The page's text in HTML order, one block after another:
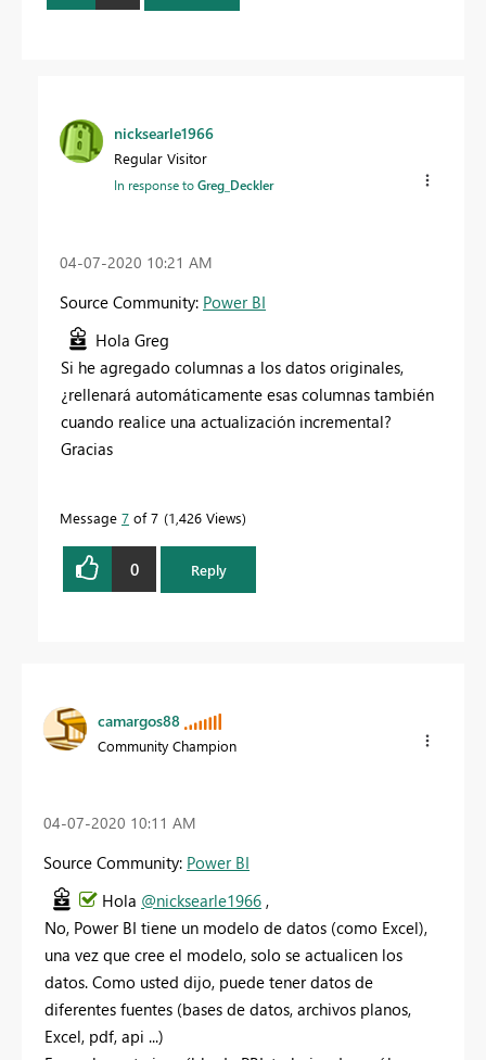
nicksearle1966
Regular Visitor
In response toGreg_Deckler
‎04-07-2020 10:21 AM
Source Community: Power BI
Hola Greg
Si he agregado columnas a los datos originales,
¿rellenará automáticamente esas columnas también
cuando realice una actualización incremental?
Gracias
Message 7 of 7 1,426 Views
0 Reply
camargos88
Community Champion
‎04-07-2020 10:11 AM
Source Community: Power BI
Hola @nicksearle1966 ,
No, Power BI tiene un modelo de datos (como Excel),
una vez que cree el modelo, solo se actualicen los
datos. Como usted dijo, puede tener datos de
diferentes fuentes (bases de datos, archivos planos,
Excel, pdf, api ...)